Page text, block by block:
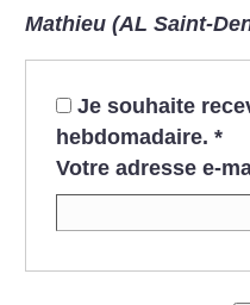
Mathieu (AL Saint-
Je souhaite
hebdomadaire. *
Votre adresse e-